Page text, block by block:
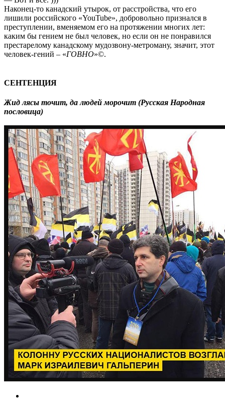
Наконец-то канадский утырок, от расстройства, что его
лишили российского «YouTube», добровольно признался в
преступлении, вменяемом его на протяжении многих лет:
каким бы гением не был человек, но если он не понравился
престарелому канадскому мудозвону-метроману, значит, этот
человек-гений – «ГОВНО»©.
СЕНТЕНЦИЯ
Жид лясы точит, да людей морочит (Русская Народная
пословица)